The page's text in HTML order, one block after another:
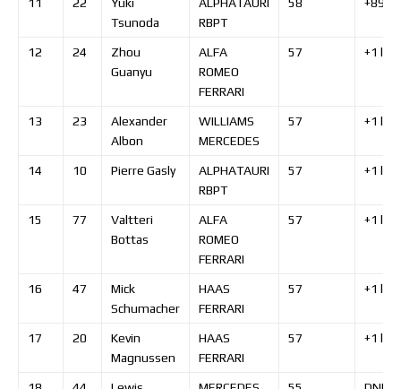
Tsunoda
RBPT
12 24
Zhou
Guanyu
ALFA
ROMEO
FERRARI
57 +1 lap
13 23
Alexander
Albon
WILLIAMS
MERCEDES
57 +1 lap
14 10 Pierre Gasly
ALPHATAURI
RBPT
57 +1 lap
15 77
Valtteri
Bottas
ALFA
ROMEO
FERRARI
57 +1 lap
16 47
Mick
Schumacher
HAAS
FERRARI
57 +1 lap
17 20
Kevin
Magnussen
HAAS
FERRARI
57 +1 lap